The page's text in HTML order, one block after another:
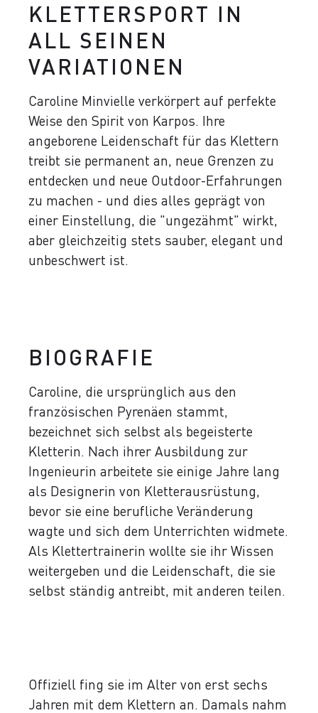
KLETTERSPORT IN
ALL SEINEN
VARIATIONEN
Caroline Minvielle verkörpert auf perfekte
Weise den Spirit von Karpos. Ihre
angeborene Leidenschaft für das Klettern
treibt sie permanent an, neue Grenzen zu
entdecken und neue Outdoor-Erfahrungen
zu machen - und dies alles geprägt von
einer Einstellung, die "ungezähmt" wirkt,
aber gleichzeitig stets sauber, elegant und
unbeschwert ist.
BIOGRAFIE
Caroline, die ursprünglich aus den
französischen Pyrenäen stammt,
bezeichnet sich selbst als begeisterte
Kletterin. Nach ihrer Ausbildung zur
Ingenieurin arbeitete sie einige Jahre lang
als Designerin von Kletterausrüstung,
bevor sie eine berufliche Veränderung
wagte und sich dem Unterrichten widmete.
Als Klettertrainerin wollte sie ihr Wissen
weitergeben und die Leidenschaft, die sie
selbst ständig antreibt, mit anderen teilen.
Offiziell fing sie im Alter von erst sechs
Jahren mit dem Klettern an. Damals nahm